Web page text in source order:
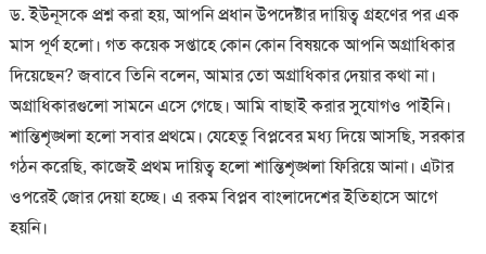
ড. ইউনূসকে প্রশ্ন করা হয়, আপনি প্রধান উপদেষ্টার দায়িত্ব গ্রহণের পর এক
মাস পূর্ণ হলো। গত কয়েক সপ্তাহে কোন কোন বিষয়কে আপনি অগ্রাধিকার
দিয়েছেন? জবাবে তিনি বলেন, আমার তো অগ্রাধিকার দেয়ার কথা না।
অগ্রাধিকারগুলো সামনে এসে গেছে। আমি বাছাই করার সুযোগও পাইনি।
শান্তিশৃঙ্খলা হলো সবার প্রথমে। যেহেতু বিপ্লবের মধ্য দিয়ে আসছি, সরকার
গঠন করেছি, কাজেই প্রথম দায়িত্ব হলো শান্তিশৃঙ্খলা ফিরিয়ে আনা। এটার
ওপরেই জোর দেয়া হচ্ছে। এ রকম বিপ্লব বাংলাদেশের ইতিহাসে আগে
হয়নি।